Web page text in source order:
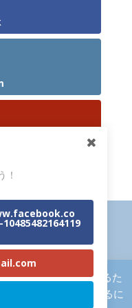
(Política de
Privacidad)
果的な広告を配信するた
しています。 続行するに
！